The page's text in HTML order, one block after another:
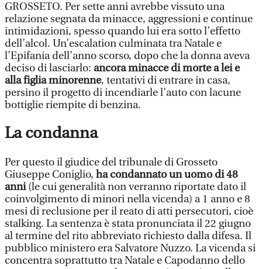
GROSSETO. Per sette anni avrebbe vissuto una
relazione segnata da minacce, aggressioni e continue
intimidazioni, spesso quando lui era sotto l’effetto
dell’alcol. Un’escalation culminata tra Natale e
l’Epifania dell’anno scorso, dopo che la donna aveva
deciso di lasciarlo: ancora minacce di morte a lei e
alla figlia minorenne, tentativi di entrare in casa,
persino il progetto di incendiarle l’auto con lacune
bottiglie riempite di benzina.
La condanna
Per questo il giudice del tribunale di Grosseto
Giuseppe Coniglio, ha condannato un uomo di 48
anni(le cui generalità non verranno riportate dato il
coinvolgimento di minori nella vicenda) a 1 anno e 8
mesi di reclusione per il reato di atti persecutori, cioè
stalking. La sentenza è stata pronunciata il 22 giugno
al termine del rito abbreviato richiesto dalla difesa. Il
pubblico ministero era Salvatore Nuzzo. La vicenda si
concentra soprattutto tra Natale e Capodanno dello